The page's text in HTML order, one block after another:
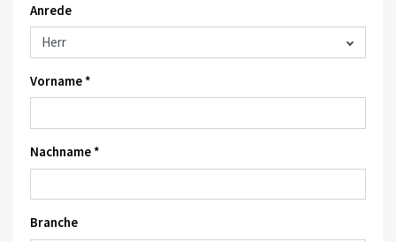
Anrede
Vorname *
Nachname *
Branche